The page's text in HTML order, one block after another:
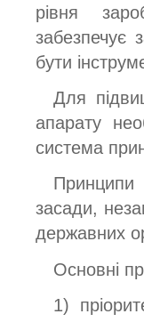
рівня
забезпечує
бути
Для
апарату
система
Принципи
засади,
державних
Основні
1)